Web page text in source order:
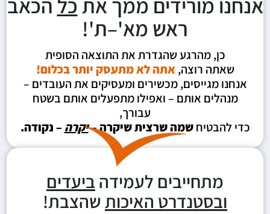
אנחנו מורידים ממך אתכל הכאב
ראש מא'–ת'!
כן, מהרגע שהגדרת את התוצאה הסופית
שאתה רוצה,אתה לא מתעסק יותר בכלום!
אנחנו מגייסים, מכשירים ומעסיקים את העובדים –
מנהלים אותם – ואפילו מתפעלים אותם בשטח
עבורך,
כדי להבטיחשמה שרצית שיקרה –יקרה – נקודה.
מתחייבים לעמידה ביעדים
ובסטנדרט האיכותשהצבת!